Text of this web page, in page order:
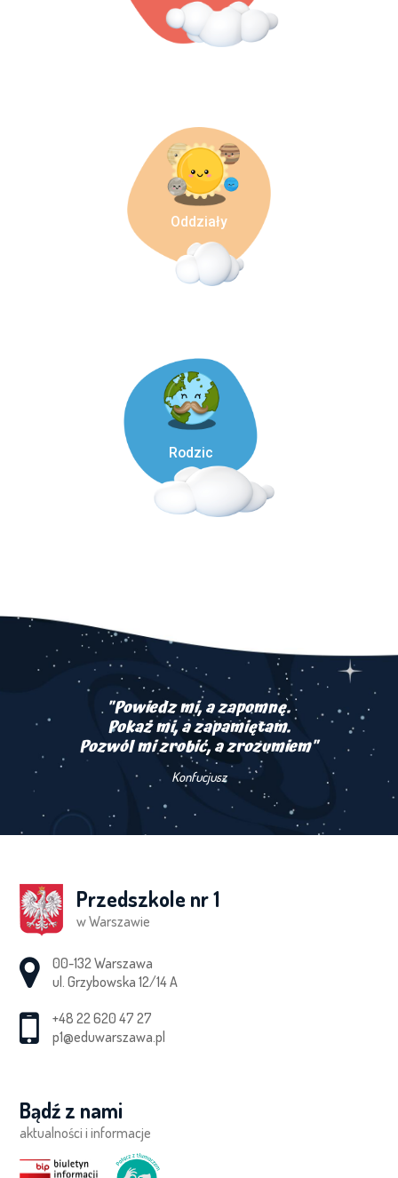
Oddziały
Rodzic
"Powiedz mi, a zapomnę.
Pokaż mi, a zapamiętam.
Pozwól mi zrobić, a zrozumiem"
Konfucjusz
Przedszkole nr 1
w Warszawie
Adres pocztowy:
00-132 Warszawa
ul. Grzybowska 12/14 A
+48 22 620 47 27
p1@eduwarszawa.pl
Bądź z nami
aktualności i informacje